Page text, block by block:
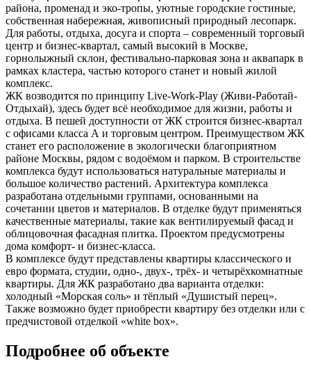
района, променад и эко-тропы, уютные городские гостиные,
собственная набережная, живописный природный лесопарк.
Для работы, отдыха, досуга и спорта – современный торговый
центр и бизнес-квартал, самый высокий в Москве,
горнолыжный склон, фестивально-парковая зона и аквапарк в
рамках кластера, частью которого станет и новый жилой
комплекс.
ЖК возводится по принципу Live-Work-Play (Живи-Работай-
Отдыхай), здесь будет всё необходимое для жизни, работы и
отдыха. В пешей доступности от ЖК строится бизнес-квартал
с офисами класса А и торговым центром. Преимуществом ЖК
станет его расположение в экологически благоприятном
районе Москвы, рядом с водоёмом и парком. В строительстве
комплекса будут использоваться натуральные материалы и
большое количество растений. Архитектура комплекса
разработана отдельными группами, основанными на
сочетании цветов и материалов. В отделке будут применяться
качественные материалы, такие как вентилируемый фасад и
облицовочная фасадная плитка. Проектом предусмотрены
дома комфорт- и бизнес-класса.
В комплексе будут представлены квартиры классического и
евро формата, студии, одно-, двух-, трёх- и четырёхкомнатные
квартиры. Для ЖК разработано два варианта отделки:
холодный «Морская соль» и тёплый «Душистый перец».
Также возможно будет приобрести квартиру без отделки или с
предчистовой отделкой «white box».
Подробнее об объекте